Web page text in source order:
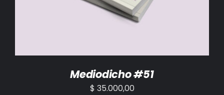
Mediodicho #51
$ 35.000,00